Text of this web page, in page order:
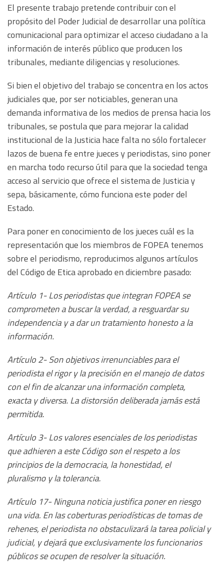
El presente trabajo pretende contribuir con el
propósito del Poder Judicial de desarrollar una política
comunicacional para optimizar el acceso ciudadano a la
información de interés público que producen los
tribunales, mediante diligencias y resoluciones.
Si bien el objetivo del trabajo se concentra en los actos
judiciales que, por ser noticiables, generan una
demanda informativa de los medios de prensa hacia los
tribunales, se postula que para mejorar la calidad
institucional de la Justicia hace falta no sólo fortalecer
lazos de buena fe entre jueces y periodistas, sino poner
en marcha todo recurso útil para que la sociedad tenga
acceso al servicio que ofrece el sistema de Justicia y
sepa, básicamente, cómo funciona este poder del
Estado.
Para poner en conocimiento de los jueces cuál es la
representación que los miembros de FOPEA tenemos
sobre el periodismo, reproducimos algunos artículos
del Código de Etica aprobado en diciembre pasado:
Artículo 1- Los periodistas que integran FOPEA se
comprometen a buscar la verdad, a resguardar su
independencia y a dar un tratamiento honesto a la
información.
Artículo 2- Son objetivos irrenunciables para el
periodista el rigor y la precisión en el manejo de datos
con el fin de alcanzar una información completa,
exacta y diversa. La distorsión deliberada jamás está
permitida.
Artículo 3- Los valores esenciales de los periodistas
que adhieren a este Código son el respeto a los
principios de la democracia, la honestidad, el
pluralismo y la tolerancia.
Artículo 17- Ninguna noticia justifica poner en riesgo
una vida. En las coberturas periodísticas de tomas de
rehenes, el periodista no obstaculizará la tarea policial y
judicial, y dejará que exclusivamente los funcionarios
públicos se ocupen de resolver la situación.